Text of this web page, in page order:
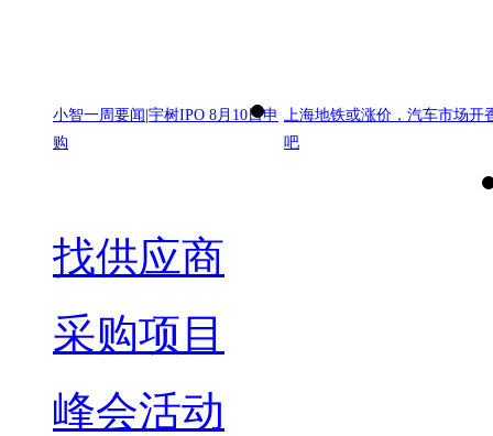
小智一周要闻|宇树IPO 8月10日申
购
上海地铁或涨价，汽车市场开
吧
找供应商
采购项目
峰会活动